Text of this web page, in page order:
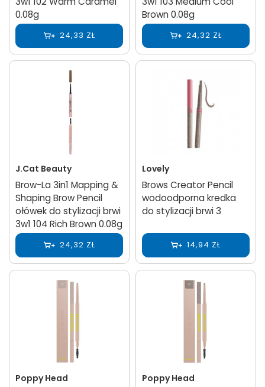
0.08g
24,33 ZŁ
Brown 0.08g
24,32 ZŁ
J.Cat Beauty
Brow-La 3in1 Mapping &
Shaping Brow Pencil
ołówek do stylizacji brwi
3w1 104 Rich Brown 0.08g
24,32 ZŁ
Lovely
Brows Creator Pencil
wodoodporna kredka
do stylizacji brwi 3
14,94 ZŁ
Poppy Head Poppy Head